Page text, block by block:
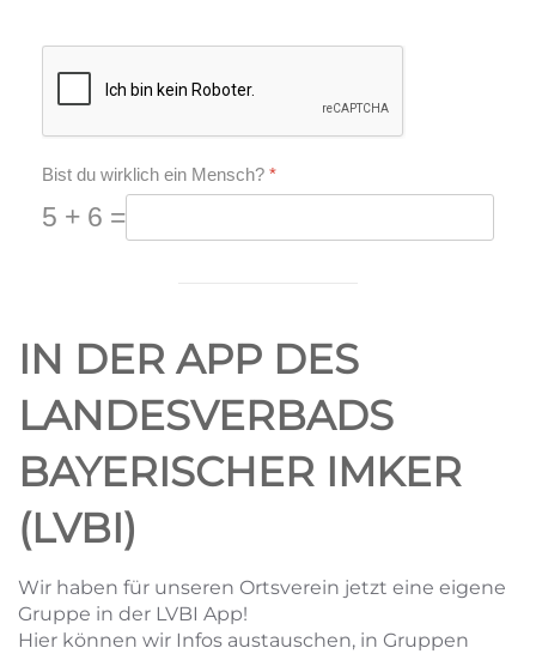
Bist du wirklich ein Mensch? *
5 + 6 =
IN DER APP DES
LANDESVERBADS
BAYERISCHER IMKER
(LVBI)
Wir haben für unseren Ortsverein jetzt eine eigene
Gruppe in der LVBI App!
Hier können wir Infos austauschen, in Gruppen